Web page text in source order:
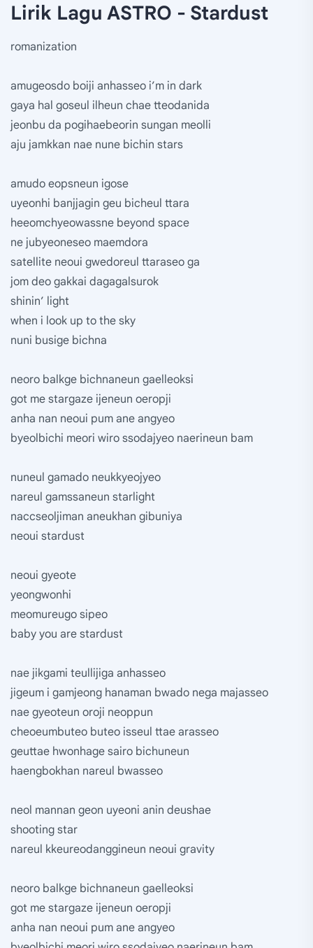
Lirik Lagu ASTRO - Stardust
romanization
amugeosdo boiji anhasseo i’m in dark
gaya hal goseul ilheun chae tteodanida
jeonbu da pogihaebeorin sungan meolli
aju jamkkan nae nune bichin stars
amudo eopsneun igose
uyeonhi banjjagin geu bicheul ttara
heeomchyeowassne beyond space
ne jubyeoneseo maemdora
satellite neoui gwedoreul ttaraseo ga
jom deo gakkai dagagalsurok
shinin’ light
when i look up to the sky
nuni busige bichna
neoro balkge bichnaneun gaelleoksi
got me stargaze ijeneun oeropji
anha nan neoui pum ane angyeo
byeolbichi meori wiro ssodajyeo naerineun bam
nuneul gamado neukkyeojyeo
nareul gamssaneun starlight
naccseoljiman aneukhan gibuniya
neoui stardust
neoui gyeote
yeongwonhi
meomureugo sipeo
baby you are stardust
nae jikgami teullijiga anhasseo
jigeum i gamjeong hanaman bwado nega majasseo
nae gyeoteun oroji neoppun
cheoeumbuteo buteo isseul ttae arasseo
geuttae hwonhage sairo bichuneun
haengbokhan nareul bwasseo
neol mannan geon uyeoni anin deushae
shooting star
nareul kkeureodanggineun neoui gravity
neoro balkge bichnaneun gaelleoksi
got me stargaze ijeneun oeropji
anha nan neoui pum ane angyeo